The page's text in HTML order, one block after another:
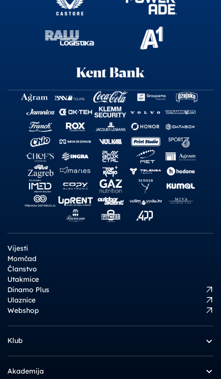
Vijesti
Momčad
Članstvo
Utakmice
Dinamo Plus
Ulaznice
Webshop
Klub
Akademija